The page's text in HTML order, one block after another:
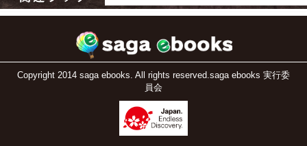
Copyright 2014 saga ebooks. All rights reserved.saga ebooks 実行委
員会
saga ebooksとは
ご利用ガイド